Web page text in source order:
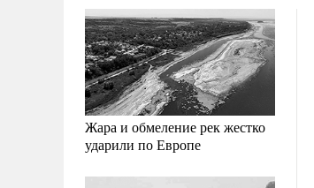
Жара и обмеление рек жестко
ударили по Европе